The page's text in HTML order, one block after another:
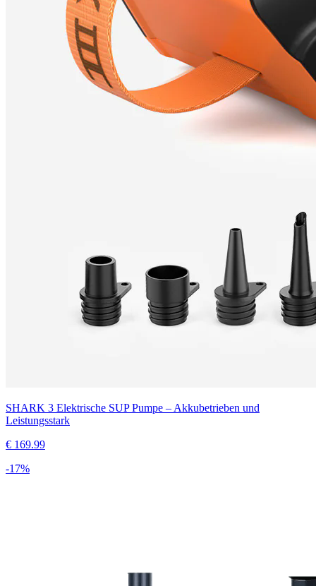
SHARK 3 Elektrische SUP Pumpe – Akkubetrieben und
Leistungsstark
€ 169.99
-17%